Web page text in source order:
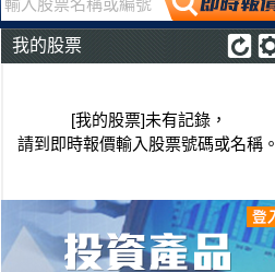
輸入股票名稱或編號
我的股票
[我的股票]未有記錄，
請到即時報價輸入股票號碼或名稱。